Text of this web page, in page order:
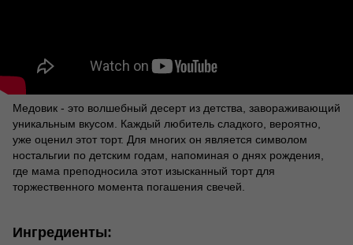
Медовик - это волшебный десерт из детства, завораживающий
уникальным вкусом. Каждый любитель сладкого, вероятно,
уже оценил этот торт. Для многих он является символом
ностальгии по детским годам, напоминая о днях рождения,
где мама преподносила этот изысканный торт для
торжественного момента погашения свечей.
Ингредиенты: